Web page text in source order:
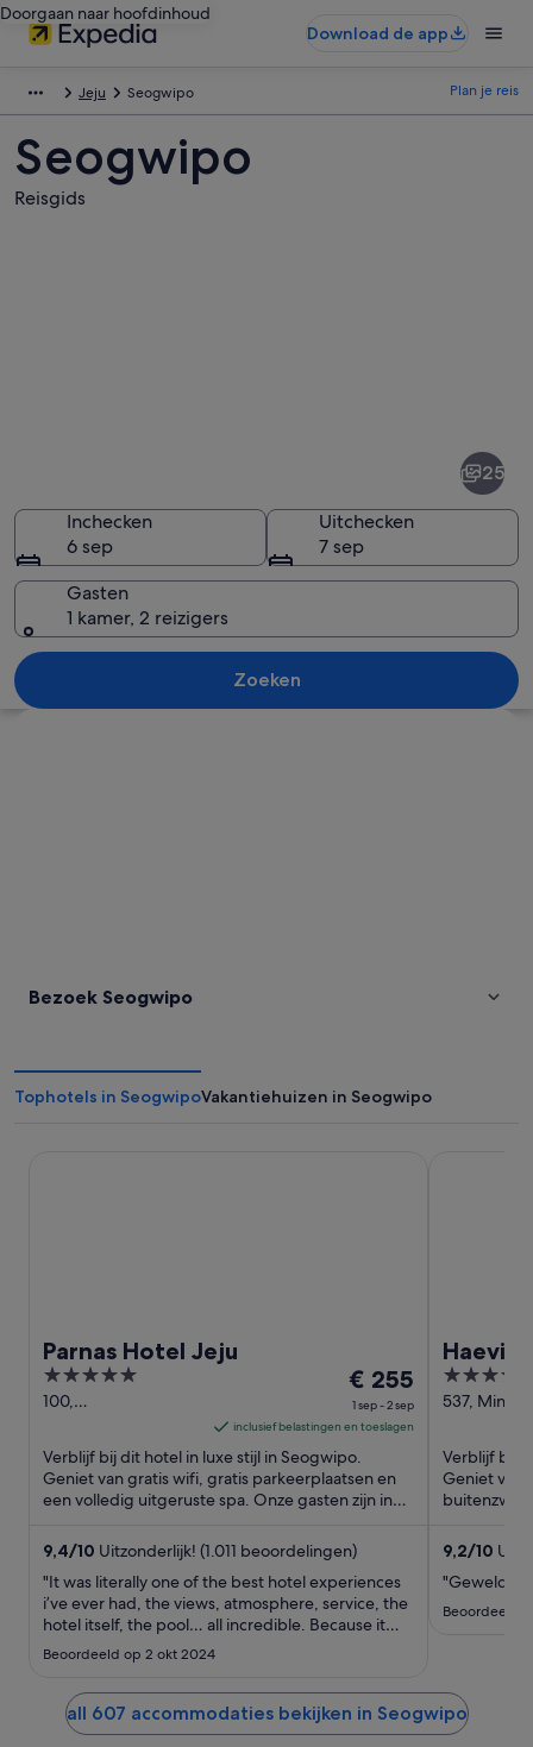
Doorgaan naar hoofdinhoud
Download de app
Jeju Seogwipo Plan je reis
Seogwipo
Reisgids
Een winkel met een divers aanbod
25
Inchecken
6 sep
Uitchecken
7 sep
Gasten
1 kamer, 2 reizigers
Zoeken
Bezoek Seogwipo
Tophotels in SeogwipoVakantiehuizen in Seogwipo
Parnas Hotel Jeju
5
out
5
100,
Jungmungwangwang-
Seogwipo Jeju
De
prijs
is
€ 255
per
nacht
1
sep
tot
2
€ 255
1 sep - 2 sep
inclusief belastingen en toeslagen
Verblijf bij dit hotel in luxe stijl in Seogwipo.
Geniet van gratis wifi, gratis parkeerplaatsen en
een volledig uitgeruste spa. Onze gasten zijn in
9,4/10 Uitzonderlijk! (1.011 beoordelingen)
"It was literally one of the best hotel experiences
i’ve ever had, the views, atmosphere, service, the
hotel itself, the pool… all incredible. Because it
was our first time in Jeju they even upgraded our
room. 10/10, would recommend! Thank you so
much!😍"
Beoordeeld op 2 okt 2024
5
out
5
537,
Verblijf bij
Geniet van
9,2/10
"Geweldig"
Beoordeeld
all 607 accommodaties bekijken in Seogwipo